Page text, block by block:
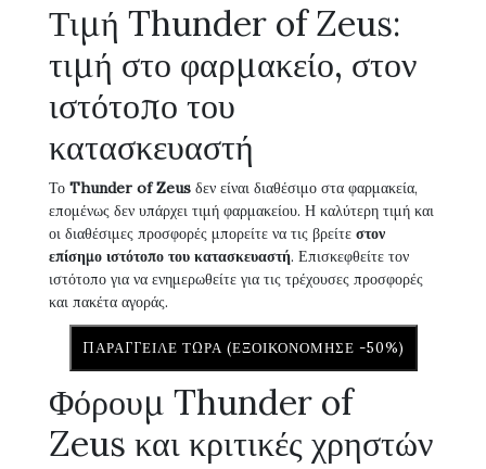
Τιμή Thunder of Zeus:
τιμή στο φαρμακείο, στον
ιστότοπο του
κατασκευαστή
Το Thunder of Zeus δεν είναι διαθέσιμο στα φαρμακεία,
επομένως δεν υπάρχει τιμή φαρμακείου. Η καλύτερη τιμή και
οι διαθέσιμες προσφορές μπορείτε να τις βρείτε στον
επίσημο ιστότοπο του κατασκευαστή. Επισκεφθείτε τον
ιστότοπο για να ενημερωθείτε για τις τρέχουσες προσφορές
και πακέτα αγοράς.
ΠΑΡΆΓΓΕΙΛΕ ΤΏΡΑ (ΕΞΟΙΚΟΝΌΜΗΣΕ -50%)
Φόρουμ Thunder of
Zeus και κριτικές χρηστών